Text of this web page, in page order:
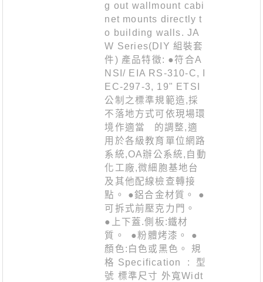
g out wallmount cabi
net mounts directly t
o building walls. JA
W Series(DIY 組裝套
件) 產品特徵: ●符合A
NSI/ EIA RS-310-C, I
EC-297-3, 19" ETSI
公制之標準規範造,採
不落地方式可依現場環
境作適當 的調整,適
用於各級教育單位網路
系統,OA辦公系統,自動
化工廠,微細胞基地台
及其他配線檢查轉接
點。 ●鋁合金材質。 ●
可拆式前壓克力門。
●上下蓋.側板:鐵材
質。 ●粉體烤漆。 ●
顏色:白色或黑色。 規
格 Specification : 型
號 標準尺寸 外寬Widt